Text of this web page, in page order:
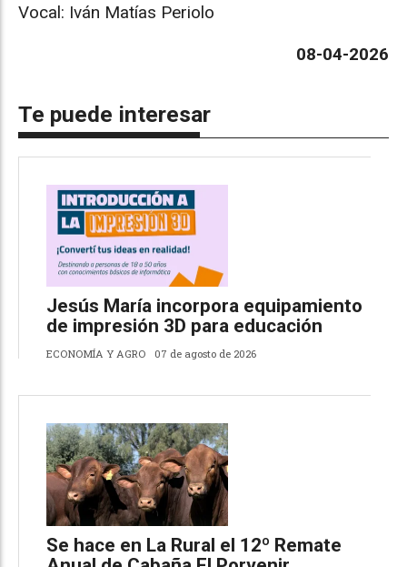
Vocal: Iván Matías Periolo
08-04-2026
Te puede interesar
Jesús María incorpora equipamiento
de impresión 3D para educación
ECONOMÍA Y AGRO 07 de agosto de 2026
Se hace en La Rural el 12º Remate